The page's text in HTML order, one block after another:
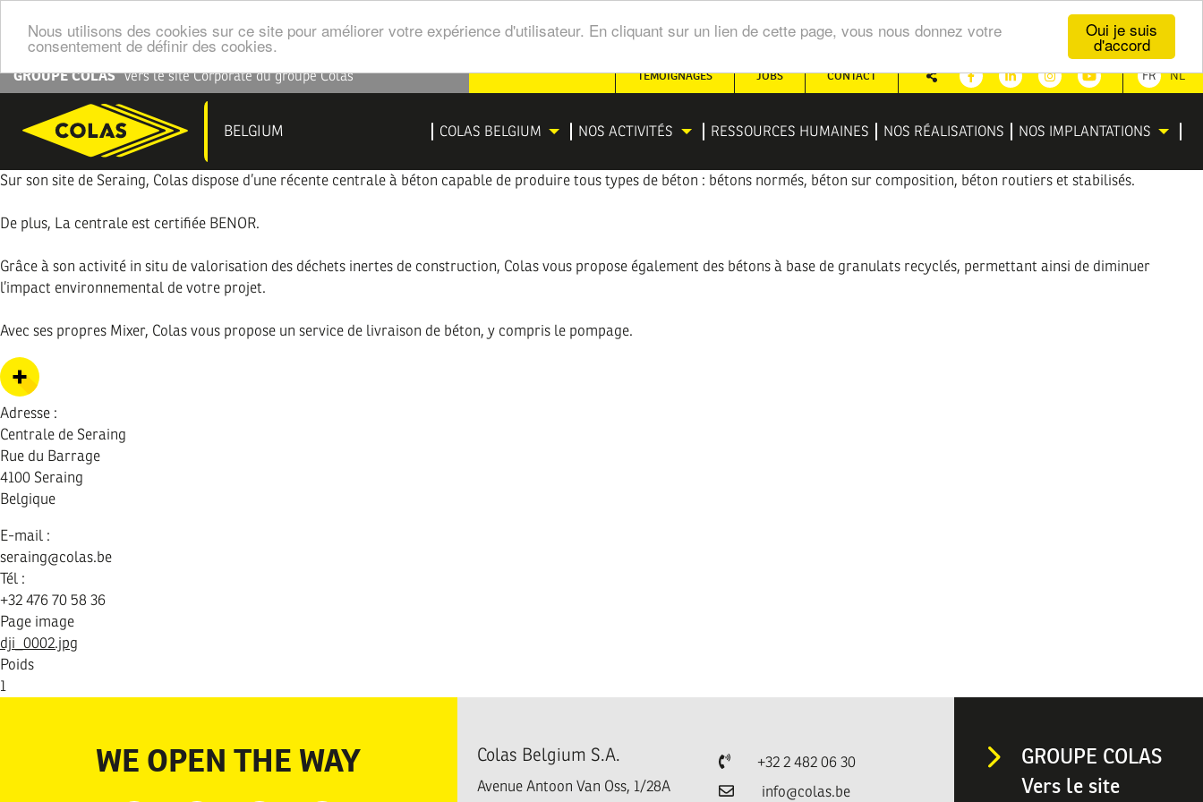
Oui je suis
d'accord
Nous utilisons des cookies sur ce site pour améliorer votre expérience d'utilisateur. En cliquant sur un lien de cette page, vous nous donnez votre
consentement de définir des cookies.
Aller
au
principal
BELGIUM
NAVIGATION
PRINCIPALE
COLAS BELGIUM NOS ACTIVITÉS RESSOURCES HUMAINES NOS RÉALISATIONS NOS IMPLANTATIONS
GROUPE COLAS Vers le site Corporate du groupe Colas
SECONDARY
NAVIGATION
TÉMOIGNAGES JOBS CONTACT
FacebookLinkedinInstagramYoutube
Partager
FR NL
Sur son site de Seraing, Colas dispose d’une récente centrale à béton capable de produire tous types de béton : bétons normés, béton sur composition, béton routiers et stabilisés.
De plus, La centrale est certifiée BENOR.
Grâce à son activité in situ de valorisation des déchets inertes de construction, Colas vous propose également des bétons à base de granulats recyclés, permettant ainsi de diminuer
l’impact environnemental de votre projet.
Avec ses propres Mixer, Colas vous propose un service de livraison de béton, y compris le pompage.
Adresse :
Centrale de Seraing
Rue du Barrage
4100 Seraing
Belgique
E-mail :
seraing@colas.be
Tél :
+32 476 70 58 36
Page image
dji_0002.jpg
Poids
1
WE OPEN THE WAY Colas Belgium S.A.
Avenue Antoon Van Oss, 1/28A
Téléphone
+32 2 482 06 30
Emailinfo@colas.be
GROUPE COLAS
Vers le site